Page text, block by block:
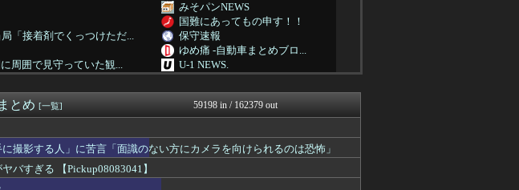
みそパンNEWS
国難にあってもの申す！！
「接着剤でくっつけただ...
保守速報
ゆめ痛 -自動車まとめブロ...
周囲で見守っていた観...
U-1 NEWS.
痛いニュース(ﾉ∀`)
に苦言「面識のない方に...
アルファルファモザイク＠ネ...
党合流で浮上できるの...
叩いて良いをやってるの...
まとめたニュース
ガハろぐNewsヽ(･ω･...
ダー照射...
キムチ速報
とめ [一覧] 59198 in / 162379 out
撮影する人」に苦言「面識のない方にカメラを向けられるのは恐怖」
バすぎる 【Pickup08083041】